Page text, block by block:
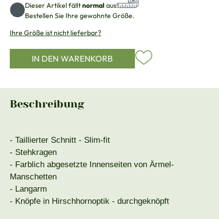
Dieser Artikel fälltnormal aus!
Bestellen Sie Ihre gewohnte Größe.
Ihre Größe ist nicht lieferbar?
IN DEN WARENKORB
Beschreibung
- Taillierter Schnitt - Slim-fit
- Stehkragen
- Farblich abgesetzte Innenseiten von Ärmel-
Manschetten
- Langarm
- Knöpfe in Hirschhornoptik - durchgeknöpft